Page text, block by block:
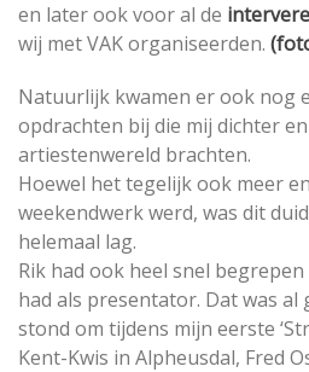
en later ook voor al de
wij met VAK organiseerden.
Natuurlijk kwamen er ook nog
opdrachten bij die mij dichter
artiestenwereld brachten.
Hoewel het tegelijk ook meer
weekendwerk werd, was dit
helemaal lag.
Rik had ook heel snel
had als presentator. Dat was
stond om tijdens mijn eerste
Kent-Kwis in Alpheusdal, Fred